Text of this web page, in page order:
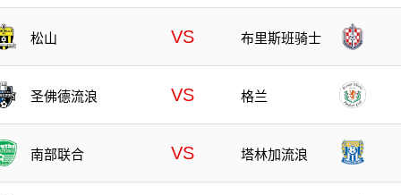
松山 VS 布里斯班骑士
圣佛德流浪 VS 格兰
南部联合 VS 塔林加流浪